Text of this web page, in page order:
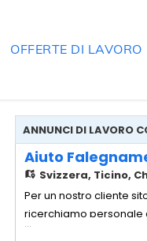
OFFERTE DI LAVORO
ANNUNCI DI LAVORO
Aiuto
Svizzera, Ticino,
Per un nostro cliente
ricerchiamo personale
squadre di montaggio
...